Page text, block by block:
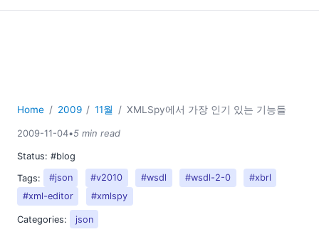
Home 2009 11월 XMLSpy에서 가장 인기 있는 기능들
2009-11-04•5 min read
Status: #blog
Tags:
#json #v2010 #wsdl #wsdl-2-0
#xbrl
#xml-editor
#xmlspy
Categories: json